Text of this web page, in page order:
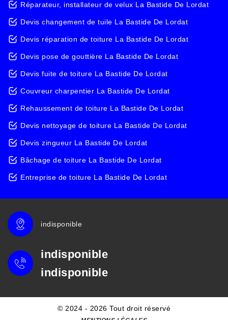
Réparateur, installateur de velux La Bastide De Lordat
Devis changement de tuile La Bastide De Lordat
Devis réparation de toiture La Bastide De Lordat
Devis pose de gouttière La Bastide De Lordat
Devis fuite de toiture La Bastide De Lordat
Couvreur charpentier La Bastide De Lordat
Rehaussement de toiture La Bastide De Lordat
Devis nettoyage de toiture La Bastide De Lordat
Devis zingueur La Bastide De Lordat
Bâchage de toiture La Bastide De Lordat
Entreprise de toiture La Bastide De Lordat
indisponible
indisponible
indisponible
© 2024 - 2026 Tout droit réservé